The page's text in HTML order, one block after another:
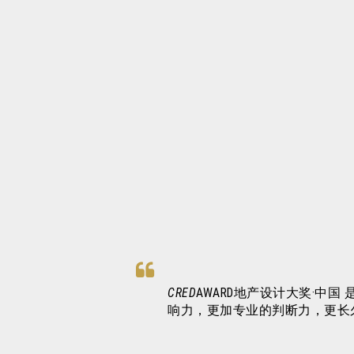
CREDAWARD地产设计大奖·中
响力，更加专业的判断力，更